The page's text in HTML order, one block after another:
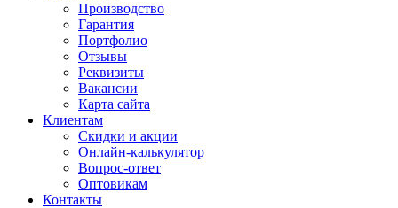
Производство
Гарантия
Портфолио
Отзывы
Реквизиты
Вакансии
Карта сайта
Клиентам
Скидки и акции
Онлайн-калькулятор
Вопрос-ответ
Оптовикам
Контакты